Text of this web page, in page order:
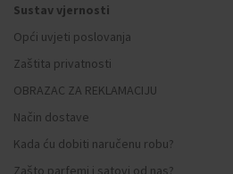
Sustav vjernosti
Opći uvjeti poslovanja
Zaštita privatnosti
OBRAZAC ZA REKLAMACIJU
Način dostave
Kada ću dobiti naručenu robu?
Zašto parfemi i satovi od nas?